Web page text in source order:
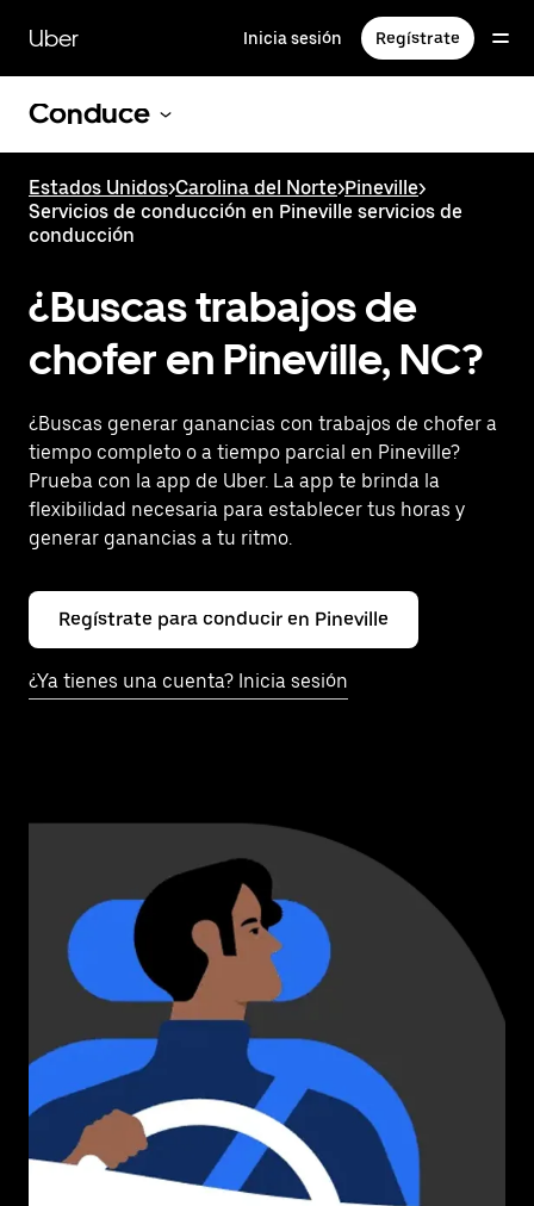
contenido
principal
Uber Inicia sesión Regístrate
Conduce
Estados Unidos>Carolina del Norte>Pineville>
Servicios de conducción en Pineville servicios de
conducción
¿Buscas trabajos de
chofer en Pineville, NC?
¿Buscas generar ganancias con trabajos de chofer a
tiempo completo o a tiempo parcial en Pineville?
Prueba con la app de Uber. La app te brinda la
flexibilidad necesaria para establecer tus horas y
generar ganancias a tu ritmo.
Regístrate para conducir en Pineville
¿Ya tienes una cuenta? Inicia sesión